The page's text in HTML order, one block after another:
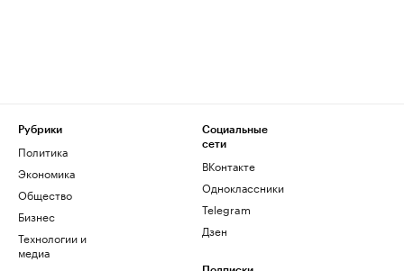
Рубрики
Политика
Экономика
Общество
Бизнес
Технологии и
медиа
Социальные
сети
ВКонтакте
Одноклассники
Telegram
Дзен